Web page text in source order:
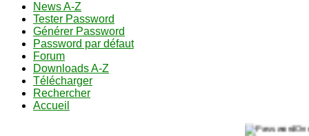
News A-Z
Tester Password
Générer Password
Password par défaut
Forum
Downloads A-Z
Télécharger
Rechercher
Accueil